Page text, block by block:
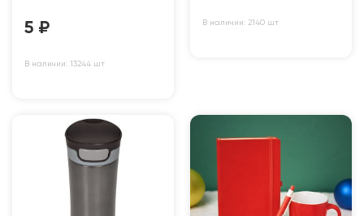
5 ₽
В наличии: 13244 шт
В наличии: 2140 шт